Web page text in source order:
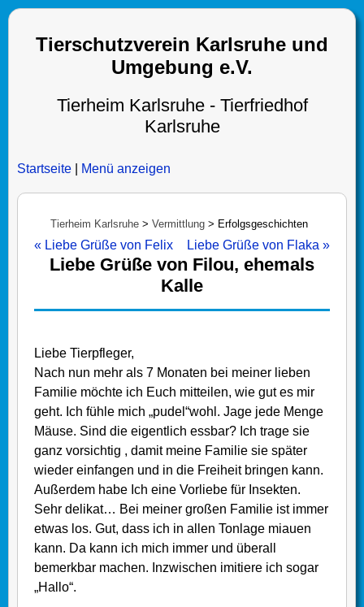
Tierschutzverein Karlsruhe und
Umgebung e.V.
Tierheim Karlsruhe - Tierfriedhof
Karlsruhe
Startseite Menü anzeigen
Tierheim Karlsruhe > Vermittlung > Erfolgsgeschichten
« Liebe Grüße von Felix Liebe Grüße von Flaka »
Liebe Grüße von Filou, ehemals
Kalle
Liebe Tierpfleger,
Nach nun mehr als 7 Monaten bei meiner lieben
Familie möchte ich Euch mitteilen, wie gut es mir
geht. Ich fühle mich „pudel“wohl. Jage jede Menge
Mäuse. Sind die eigentlich essbar? Ich trage sie
ganz vorsichtig , damit meine Familie sie später
wieder einfangen und in die Freiheit bringen kann.
Außerdem habe Ich eine Vorliebe für Insekten.
Sehr delikat… Bei meiner großen Familie ist immer
etwas los. Gut, dass ich in allen Tonlage miauen
kann. Da kann ich mich immer und überall
bemerkbar machen. Inzwischen imitiere ich sogar
„Hallo“.